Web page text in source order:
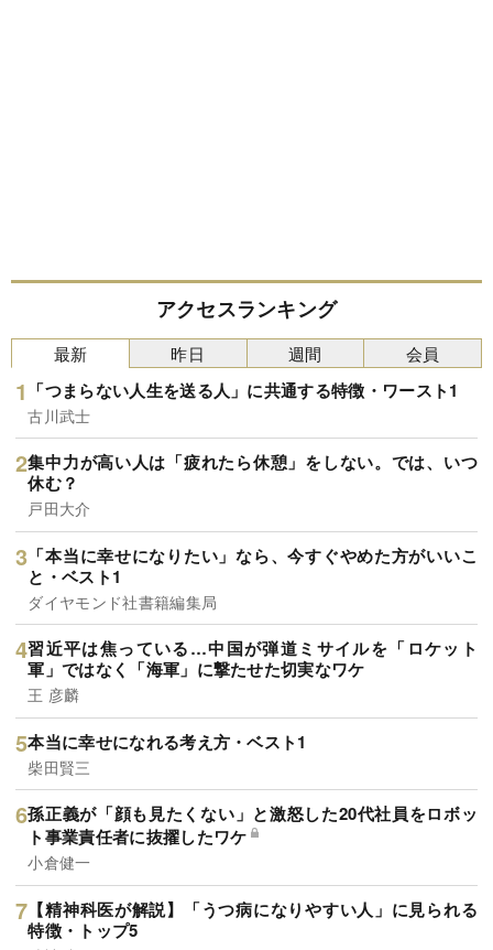
アクセスランキング
最新
「つまらない人生を送る人」に共通する特徴・ワースト1
古川武士
集中力が高い人は「疲れたら休憩」をしない。では、いつ
休む？
戸田大介
「本当に幸せになりたい」なら、今すぐやめた方がいいこ
と・ベスト1
ダイヤモンド社書籍編集局
習近平は焦っている…中国が弾道ミサイルを「ロケット
軍」ではなく「海軍」に撃たせた切実なワケ
王 彦麟
本当に幸せになれる考え方・ベスト1
柴田賢三
孫正義が「顔も見たくない」と激怒した20代社員をロボッ
ト事業責任者に抜擢したワケ
小倉健一
【精神科医が解説】「うつ病になりやすい人」に見られる
特徴・トップ5
昨日 週間 会員